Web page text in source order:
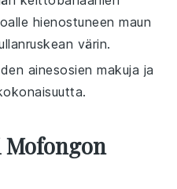
hienostuneen maun
värin.
ainesosien makuja ja